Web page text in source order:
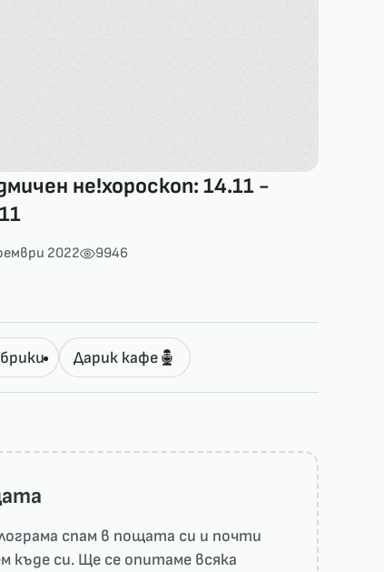
не!хороскоп: 14.11 -
2022 9946
Дарик кафе
спам в пощата си и почти
къде си. Ще се опитаме всяка